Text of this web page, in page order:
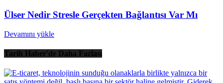
Ülser Nedir Stresle Gerçekten Bağlantısı Var Mı
Devamını yükle
Tarih Haber'de Daha Fazlası